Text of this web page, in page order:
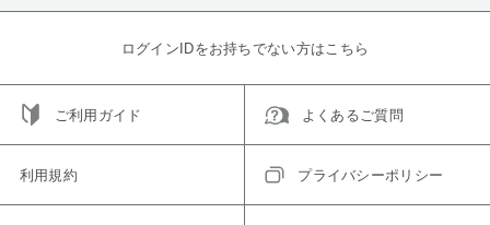
ログインIDをお持ちでない方はこちら
ご利用ガイド よくあるご質問
利用規約 プライバシーポリシー